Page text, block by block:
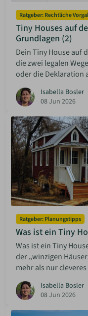
Ratgeber: Rechtliche
Tiny Houses auf
Grundlagen (2)
Dein Tiny House auf
die zwei legalen
oder die Deklaration
Isabella Bosler
08 Jun 2026
Ratgeber: Planungstipps
Was ist ein Tiny
Was ist ein Tiny
der „winzigen
mehr als nur
Isabella Bosler
08 Jun 2026